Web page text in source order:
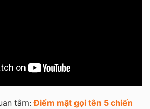
tâm:Điểm mặt gọi tên 5 chiến